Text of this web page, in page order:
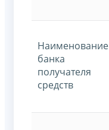
Наименование
банка
получателя
средств